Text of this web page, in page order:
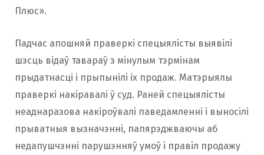
Плюс».
Падчас апошняй праверкі спецыялісты выявілі
шэсць відаў тавараў з мінулым тэрмінам
прыдатнасці і прыпынілі іх продаж. Матэрыялы
праверкі накіравалі ў суд. Раней спецыялісты
неаднаразова накіроўвалі паведамленні і выносілі
прыватныя вызначэнні, папярэджваючы аб
недапушчэнні парушэнняў умоў і правіл продажу